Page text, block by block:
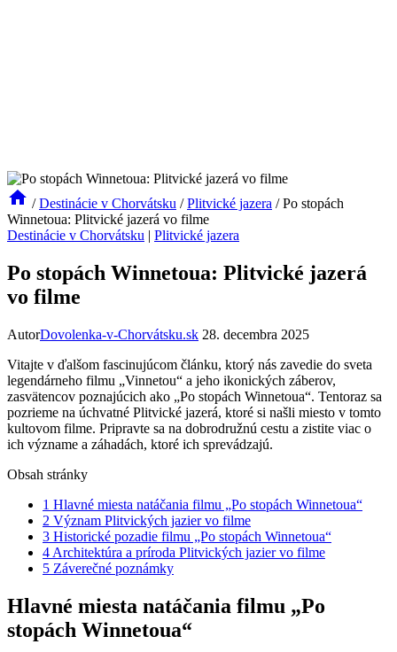
/ Destinácie v Chorvátsku / Plitvické jazera / Po stopách
Winnetoua: Plitvické jazerá vo filme
Destinácie v Chorvátsku | Plitvické jazera
Po stopách Winnetoua: Plitvické jazerá
vo filme
AutorDovolenka-v-Chorvátsku.sk 28. decembra 2025
Vitajte v ďalšom fascinujúcom článku, ktorý nás zavedie do sveta
legendárneho filmu „Vinnetou“ a jeho ikonických záberov,
zasvätencov poznajúcich ako „Po stopách Winnetoua“. Tentoraz sa
pozrieme na úchvatné Plitvické jazerá, ktoré si našli miesto v tomto
kultovom filme. Pripravte sa na dobrodružnú cestu a zistite viac o
ich význame a záhadách, ktoré ich sprevádzajú.
Obsah stránky
1 Hlavné miesta natáčania filmu „Po stopách Winnetoua“
2 Význam Plitvických jazier vo filme
3 Historické pozadie filmu „Po stopách Winnetoua“
4 Architektúra a príroda Plitvických jazier vo filme
5 Záverečné poznámky
Hlavné miesta natáčania filmu „Po
stopách Winnetoua“